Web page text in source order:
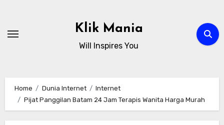
content
Klik Mania
Will Inspires You
Home Dunia Internet
Internet
Pijat Panggilan Batam 24 Jam Terapis Wanita Harga Murah